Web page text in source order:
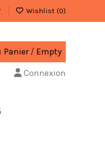
Wishlist (0)
Panier / Empty
Connexion